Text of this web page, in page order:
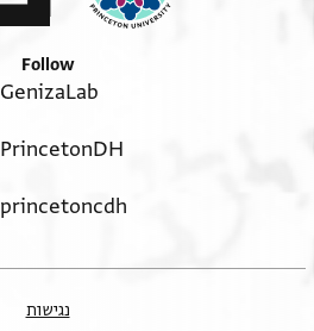
Follow
GenizaLab
PrincetonDH
princetoncdh
נגישות